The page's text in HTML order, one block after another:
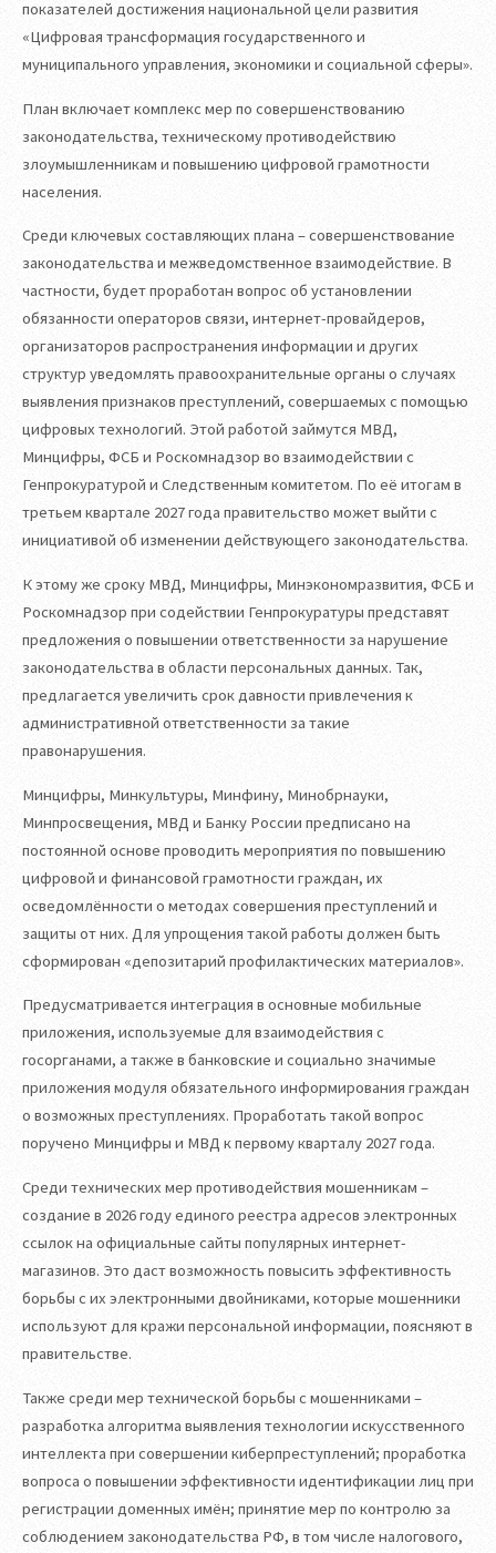
показателей достижения национальной цели развития
«Цифровая трансформация государственного и
муниципального управления, экономики и социальной сферы».
План включает комплекс мер по совершенствованию
законодательства, техническому противодействию
злоумышленникам и повышению цифровой грамотности
населения.
Среди ключевых составляющих плана – совершенствование
законодательства и межведомственное взаимодействие. В
частности, будет проработан вопрос об установлении
обязанности операторов связи, интернет-провайдеров,
организаторов распространения информации и других
структур уведомлять правоохранительные органы о случаях
выявления признаков преступлений, совершаемых с помощью
цифровых технологий. Этой работой займутся МВД,
Минцифры, ФСБ и Роскомнадзор во взаимодействии с
Генпрокуратурой и Следственным комитетом. По её итогам в
третьем квартале 2027 года правительство может выйти с
инициативой об изменении действующего законодательства.
К этому же сроку МВД, Минцифры, Минэкономразвития, ФСБ и
Роскомнадзор при содействии Генпрокуратуры представят
предложения о повышении ответственности за нарушение
законодательства в области персональных данных. Так,
предлагается увеличить срок давности привлечения к
административной ответственности за такие
правонарушения.
Минцифры, Минкультуры, Минфину, Минобрнауки,
Минпросвещения, МВД и Банку России предписано на
постоянной основе проводить мероприятия по повышению
цифровой и финансовой грамотности граждан, их
осведомлённости о методах совершения преступлений и
защиты от них. Для упрощения такой работы должен быть
сформирован «депозитарий профилактических материалов».
Предусматривается интеграция в основные мобильные
приложения, используемые для взаимодействия с
госорганами, а также в банковские и социально значимые
приложения модуля обязательного информирования граждан
о возможных преступлениях. Проработать такой вопрос
поручено Минцифры и МВД к первому кварталу 2027 года.
Среди технических мер противодействия мошенникам –
создание в 2026 году единого реестра адресов электронных
ссылок на официальные сайты популярных интернет-
магазинов. Это даст возможность повысить эффективность
борьбы с их электронными двойниками, которые мошенники
используют для кражи персональной информации, поясняют в
правительстве.
Также среди мер технической борьбы с мошенниками –
разработка алгоритма выявления технологии искусственного
интеллекта при совершении киберпреступлений; проработка
вопроса о повышении эффективности идентификации лиц при
регистрации доменных имён; принятие мер по контролю за
соблюдением законодательства РФ, в том числе налогового,